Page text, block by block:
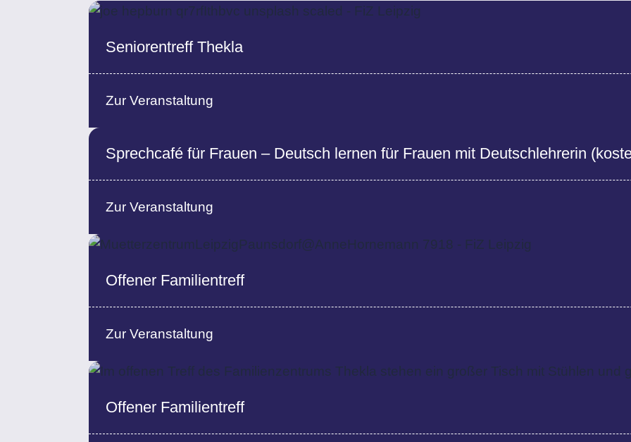
Seniorentreff Thekla
Zur Veranstaltung
Sprechcafé für Frauen – Deutsch lernen für Frauen mit Deutschlehrerin
Zur Veranstaltung
Offener Familientreff
Zur Veranstaltung
Offener Familientreff